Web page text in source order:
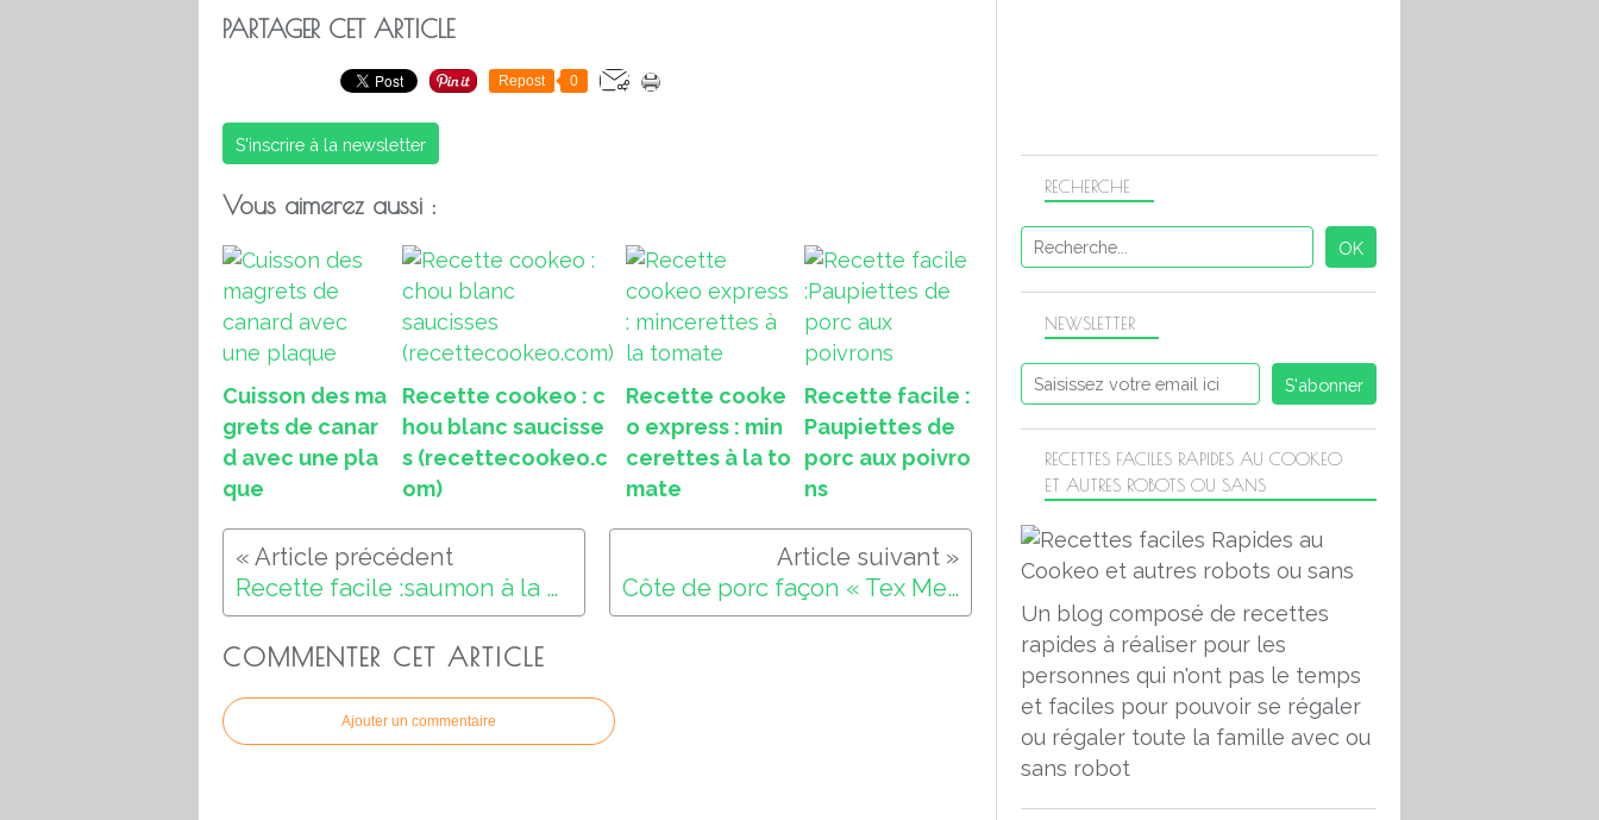
PARTAGER CET ARTICLE
Repost 0
S'inscrire à la newsletter
Vous aimerez aussi :
Cuisson des ma
grets de canar
d avec une pla
que
Recette cookeo : c
hou blanc saucisse
s (recettecookeo.c
om)
Recette cooke
o express : min
cerettes à la to
mate
Recette facile :
Paupiettes de
porc aux poivro
ns
Recette facile :saumon à la plancha Côte de porc façon « Tex Mex » à la plancha
COMMENTER CET ARTICLE
Ajouter un commentaire
NEWSLETTER
RECHERCHE
RECETTES FACILES RAPIDES AU COOKEO
ET AUTRES ROBOTS OU SANS
Un blog composé de recettes
rapides à réaliser pour les
personnes qui n'ont pas le temps
et faciles pour pouvoir se régaler
ou régaler toute la famille avec ou
sans robot